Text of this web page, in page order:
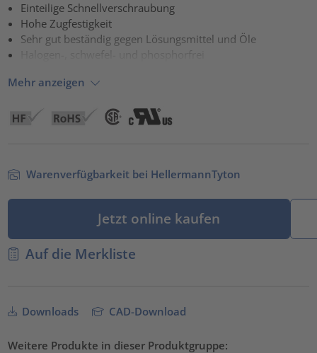
Einteilige Schnellverschraubung
Hohe Zugfestigkeit
Sehr gut beständig gegen Lösungsmittel und Öle
Halogen-, schwefel- und phosphorfrei
Mehr anzeigen
Warenverfügbarkeit bei HellermannTyton
Jetzt online kaufen
Auf die Merkliste
Downloads CAD-Download
Weitere Produkte in dieser Produktgruppe: